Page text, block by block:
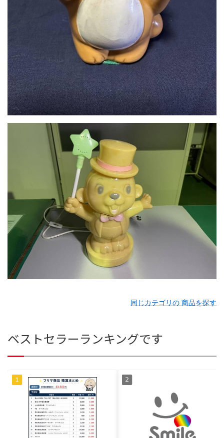
同じカテゴリの 商品を探す
ベストセラーランキングです